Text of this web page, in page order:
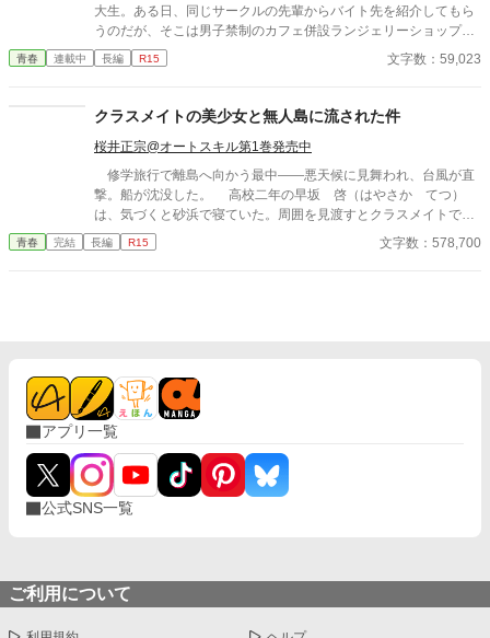
大生。ある日、同じサークルの先輩からバイト先を紹介してもら
うのだが、そこは男子禁制のカフェ併設ランジェリーショップ
で！？ ちょっとハレンチなお仕事カフェライフ、始まりま
す！！ ※この物語はフィクションであり実在の人物・団体・法律
成できないのでビキニで代用しています。
青春 連載中 長編 R15 文字数：59,023
クラスメイトの美少女と無人島に流された件
桜井正宗@オートスキル第1巻発売中
修学旅行で離島へ向かう最中――悪天候に見舞われ、台風が直
撃。船が沈没した。 高校二年の早坂 啓（はやさか てつ）
は、気づくと砂浜で寝ていた。周囲を見渡すとクラスメイトで美
少女の天音 愛（あまね まな）が隣に倒れていた。 どうや
ら、漂流して流されていたようだった。 帰ろうにも島は『無人
青春 完結 長編 R15 文字数：578,700
アプリ一覧
公式SNS一覧
ご利用について